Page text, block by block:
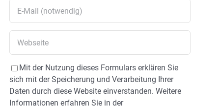
Mit der Nutzung dieses Formulars erklären Sie
sich mit der Speicherung und Verarbeitung Ihrer
Daten durch diese Website einverstanden. Weitere
Informationen erfahren Sie in der